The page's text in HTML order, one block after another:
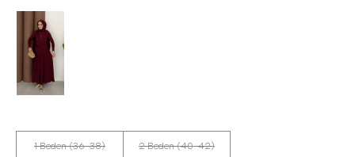
1 Beden (36-38) 2 Beden (40-42)